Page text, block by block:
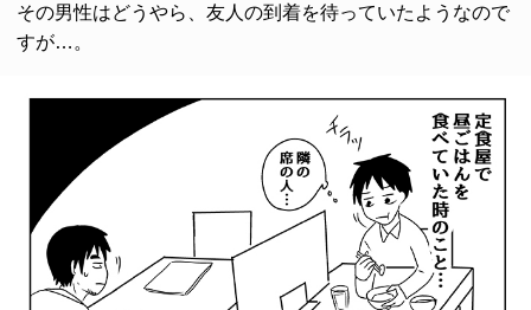
その男性はどうやら、友人の到着を待っていたようなので
すが…。